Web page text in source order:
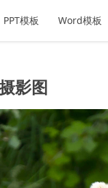
PPT模板 Word模板
影图